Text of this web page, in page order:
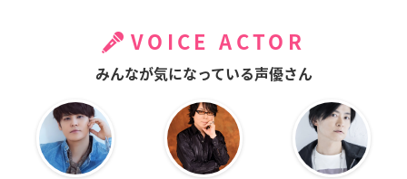
VOICE ACTOR
みんなが気になっている声優さん